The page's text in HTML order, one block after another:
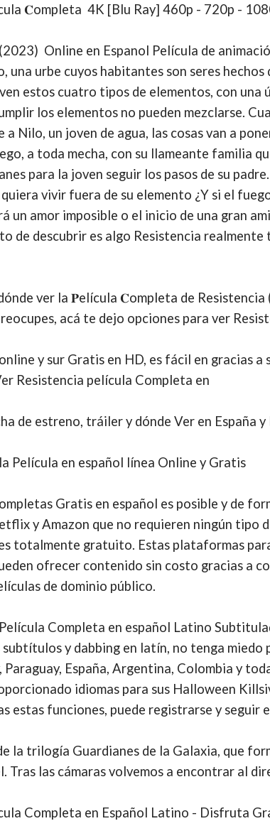
𝐂ompleta 4K [Blu Ray] 460p - 720p -
Online en Espanol Película de
una urbe cuyos habitantes son seres
estos cuatro tipos de elementos, con una
los elementos no pueden mezclarse.
a Nilo, un joven de agua, las cosas van a
a toda mecha, con su llameante familia
para la joven seguir los pasos de su
vivir fuera de su elemento ¿Y si el
un amor imposible o el inicio de una gran
de descubrir es algo Resistencia realmente
ver la 𝐏elícula 𝐂ompleta de
acá te dejo opciones para ver
y sur Gratis en HD, es fácil en gracias a
Resistencia película Completa en
de estreno, tráiler y dónde Ver en España
Película en español línea Online y Gratis
Gratis en español es posible y de
y Amazon que no requieren ningún tipo
totalmente gratuito. Estas plataformas
ofrecer contenido sin costo gracias a
de dominio público.
Completa en español Latino
y dabbing en latín, no tenga miedo
Paraguay, España, Argentina, Colombia y
idiomas para sus Halloween
estas funciones, puede registrarse y seguir
la trilogía Guardianes de la Galaxia, que
Tras las cámaras volvemos a encontrar al
Completa en Español Latino - Disfruta